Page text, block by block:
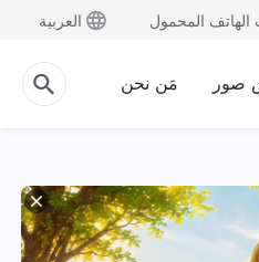
الهاتف المحمول العربية
صور مَن نحن